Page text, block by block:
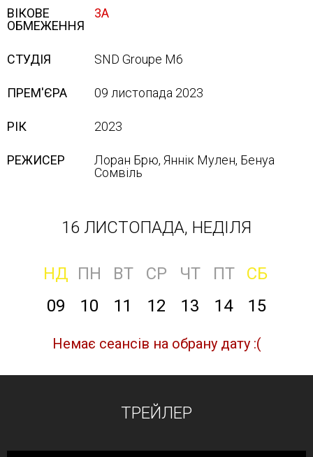
ВІКОВЕ
ОБМЕЖЕННЯ
3А
СТУДІЯ SND Groupe M6
ПРЕМ'ЄРА 09 листопада 2023
РІК 2023
РЕЖИСЕР
Лоран Брю, Яннік Мулен, Бенуа
Сомвіль
16 ЛИСТОПАДА, НЕДІЛЯ
НД ПН ВТ СР ЧТ ПТ
СБ
09
10 11 12 13 14 15
Немає сеансів на обрану дату :(
ТРЕЙЛЕР